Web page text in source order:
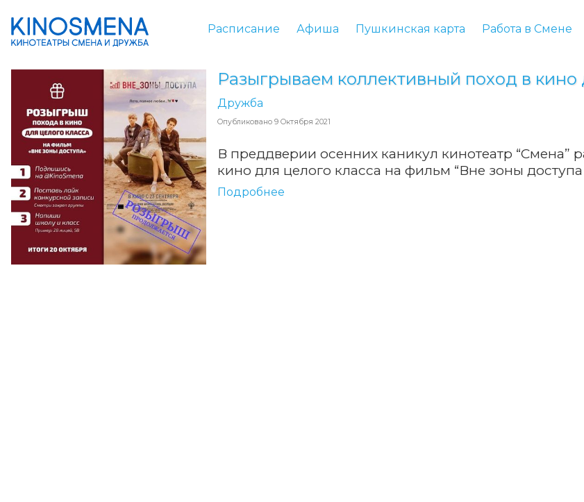
Расписание Афиша Пушкинская карта Работа в Смене
Опубликовано 9 Октября 2021
Дружба
В преддверии осенних каникул кинотеатр “Смена”
кино для целого класса на фильм “Вне зоны доступа
Подробнее